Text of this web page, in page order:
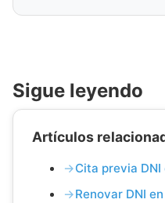
Sigue leyendo
Artículos
Cita previa DNI
Renovar DNI